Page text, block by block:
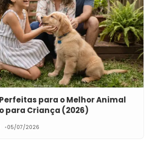
para o Melhor Animal
para Criança (2026)
05/07/2026